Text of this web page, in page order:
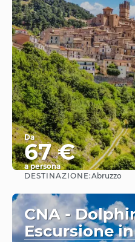
Da
67 €
a persona
DESTINAZIONE:Abruzzo
CNA -
Escursione